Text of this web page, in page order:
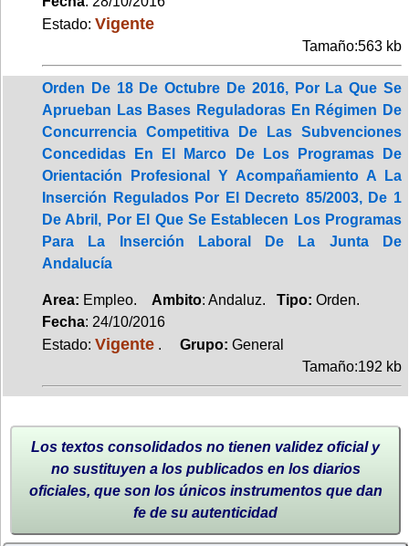
Estado: Vigente
Tamaño:563 kb
Orden De 18 De Octubre De 2016, Por La Que Se
Aprueban Las Bases Reguladoras En Régimen De
Concurrencia Competitiva De Las Subvenciones
Concedidas En El Marco De Los Programas De
Orientación Profesional Y Acompañamiento A La
Inserción Regulados Por El Decreto 85/2003, De 1
De Abril, Por El Que Se Establecen Los Programas
Para La Inserción Laboral De La Junta De
Andalucía
Area: Empleo. Ambito: Andaluz. Tipo: Orden.
Fecha: 24/10/2016
Estado: Vigente . Grupo: General
Tamaño:192 kb
Los textos consolidados no tienen validez oficial y
no sustituyen a los publicados en los diarios
oficiales, que son los únicos instrumentos que dan
fe de su autenticidad